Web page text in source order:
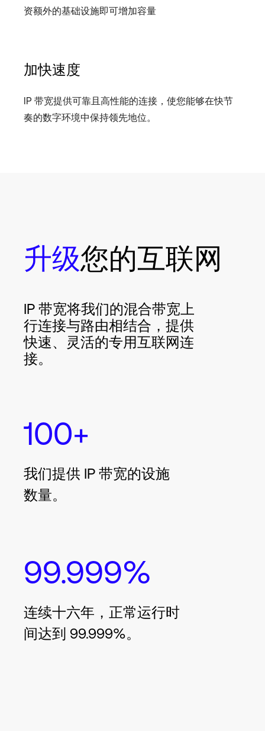
资额外的基础设施即可增加容量
加快速度
IP 带宽提供可靠且高性能的连接，使您能够在快节
奏的数字环境中保持领先地位。
升级您的互联网
IP 带宽将我们的混合带宽上
行连接与路由相结合，提供
快速、灵活的专用互联网连
接。
100+
我们提供 IP 带宽的设施
数量。
99.999%
连续十六年，正常运行时
间达到 99.999%。